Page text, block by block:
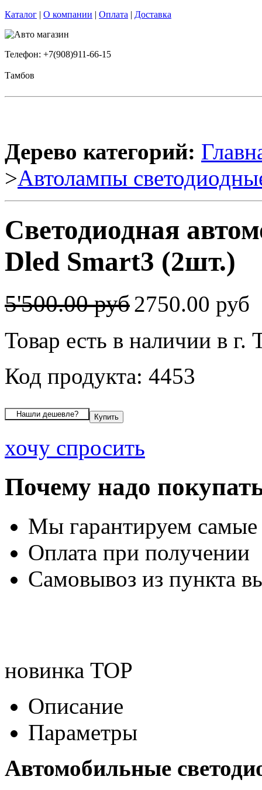
Каталог | О компании | Оплата | Доставка
Телефон: +7(908)911-66-15
Тамбов
Дерево категорий:
>Автолампы
Светодиодная
Dled Smart3 (2шт.)
5'500.00 руб2750.00 руб
Товар есть в наличии в г.
Код продукта: 4453
хочу спросить
Почему надо
Мы гарантируем
Оплата при получении
Самовывоз из пункта
новинка TOP
Описание
Параметры
Автомобильные